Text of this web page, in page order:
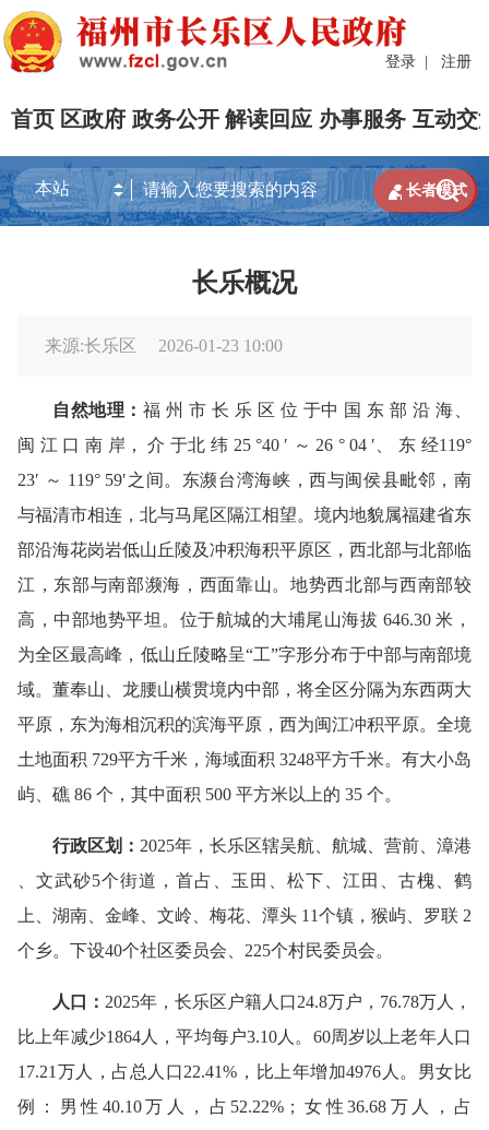
登录 | 注册
首页 区政府 政务公开 解读回应 办事服务 互动交

 长者模式
长乐概况
来源:长乐区 2026-01-23 10:00
自然地理： 福 州 市 长 乐 区 位 于中 国 东 部 沿 海、
闽 江 口 南 岸， 介 于北 纬 25 °40 ′ ～ 26 ° 04 ′、 东 经119°
23′ ～ 119° 59′之间。东濒台湾海峡，西与闽侯县毗邻，南
与福清市相连，北与马尾区隔江相望。境内地貌属福建省东
部沿海花岗岩低山丘陵及冲积海积平原区，西北部与北部临
江，东部与南部濒海，西面靠山。地势西北部与西南部较
高，中部地势平坦。位于航城的大埔尾山海拔 646.30 米，
为全区最高峰，低山丘陵略呈“工”字形分布于中部与南部境
域。董奉山、龙腰山横贯境内中部，将全区分隔为东西两大
平原，东为海相沉积的滨海平原，西为闽江冲积平原。全境
土地面积 729平方千米，海域面积 3248平方千米。有大小岛
屿、礁 86 个，其中面积 500 平方米以上的 35 个。
行政区划： 2025年，长乐区辖吴航、航城、营前、漳港
、文武砂5个街道，首占、玉田、松下、江田、古槐、鹤
上、湖南、金峰、文岭、梅花、潭头 11个镇，猴屿、罗联 2
个乡。下设40个社区委员会、225个村民委员会。
人口： 2025年，长乐区户籍人口24.8万户，76.78万人，
比上年减少1864人，平均每户3.10人。60周岁以上老年人口
17.21万人，占总人口22.41%，比上年增加4976人。男女比
例：男性40.10万人，占52.22%；女性36.68万人，占